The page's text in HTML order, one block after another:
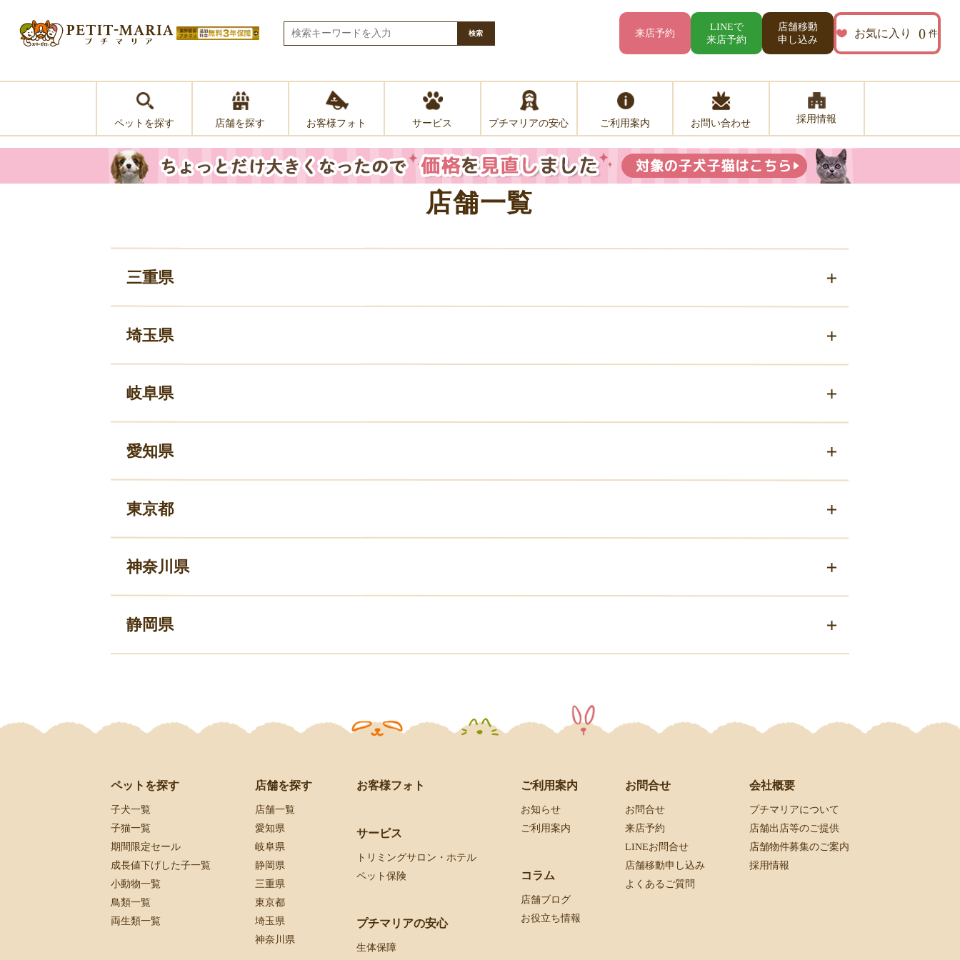
検索 来店予約
LINEで
来店予約
店舗移動
申し込み
お気に入り 0 件
ペットを探す 店舗を探す お客様フォト サービス プチマリアの安心 ご利用案内 お問い合わせ 採用情報
店舗一覧
三重県
埼玉県
岐阜県
愛知県
東京都
神奈川県
静岡県
ペットを探す
子犬一覧
子猫一覧
期間限定セール
成長値下げした子一覧
小動物一覧
鳥類一覧
両生類一覧
店舗を探す
店舗一覧
愛知県
岐阜県
静岡県
三重県
東京都
埼玉県
神奈川県
お客様フォト
サービス
トリミングサロン・ホテル
ペット保険
プチマリアの安心
生体保障
ご利用案内
お知らせ
ご利用案内
コラム
店舗ブログ
お役立ち情報
お問合せ
お問合せ
来店予約
LINEお問合せ
店舗移動申し込み
よくあるご質問
会社概要
プチマリアについて
店舗出店等のご提供
店舗物件募集のご案内
採用情報